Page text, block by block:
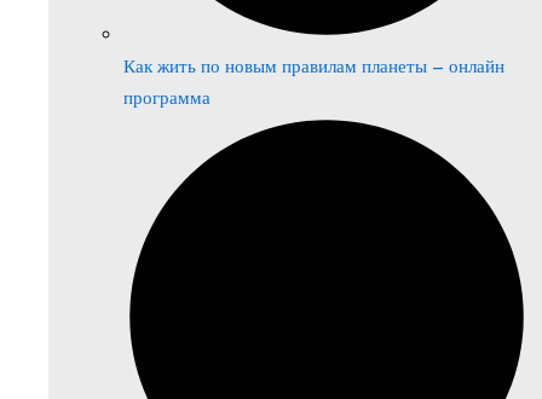
Как жить по новым правилам планеты – онлайн
программа